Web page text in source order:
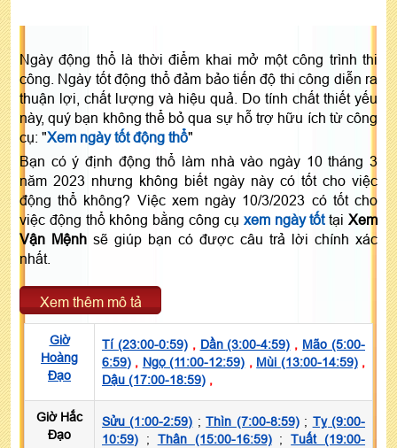
Ngày động thổ là thời điểm khai mở một công trình thi
công. Ngày tốt động thổ đảm bảo tiến độ thi công diễn ra
thuận lợi, chất lượng và hiệu quả. Do tính chất thiết yếu
này, quý bạn không thể bỏ qua sự hỗ trợ hữu ích từ công
cụ: "Xem ngày tốt động thổ"
Bạn có ý định động thổ làm nhà vào ngày 10 tháng 3
năm 2023 nhưng không biết ngày này có tốt cho việc
động thổ không? Việc xem ngày 10/3/2023 có tốt cho
việc động thổ không bằng công cụ xem ngày tốttạiXem
Vận Mệnh sẽ giúp bạn có được câu trả lời chính xác
nhất.
Xem thêm mô tả
Giờ
Hoàng
Đạo
Tí (23:00-0:59), Dần (3:00-4:59) , Mão (5:00-
6:59) , Ngọ (11:00-12:59) , Mùi (13:00-14:59),
Dậu (17:00-18:59) ,
Giờ Hắc
Đạo
Sửu (1:00-2:59) ;Thìn (7:00-8:59); Tỵ (9:00-
10:59) ; Thân (15:00-16:59);Tuất (19:00-